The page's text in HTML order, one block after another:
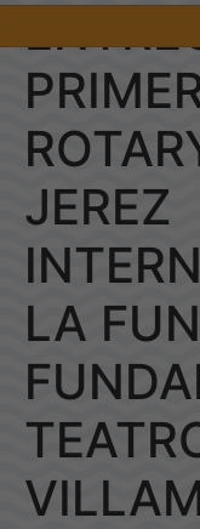
JEREZ
LA